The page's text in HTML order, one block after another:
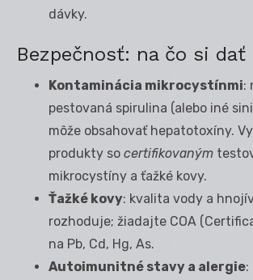
dávky.
Bezpečnosť: na čo si dať
Kontaminácia mikrocystínmi:
pestovaná spirulina (alebo iné
môže obsahovať hepatotoxíny.
produkty so certifikovaným
mikrocystíny a ťažké kovy.
Ťažké kovy: kvalita vody a
rozhoduje; žiadajte COA
na Pb, Cd, Hg, As.
Autoimunitné stavy a alergie: